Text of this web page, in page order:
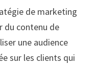
de marketing
du contenu de
une audience
sur les clients qui